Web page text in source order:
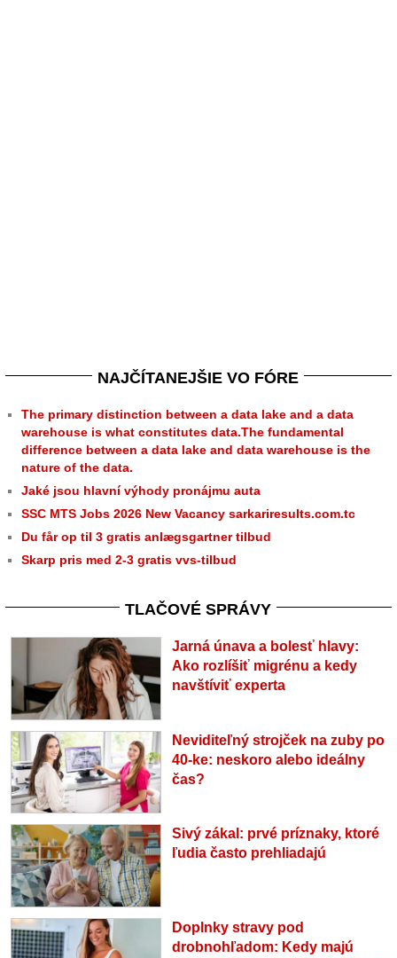
NAJČÍTANEJŠIE VO FÓRE
The primary distinction between a data lake and a data
warehouse is what constitutes data.The fundamental
difference between a data lake and data warehouse is the
nature of the data.
Jaké jsou hlavní výhody pronájmu auta
SSC MTS Jobs 2026 New Vacancy sarkariresults.com.tc
Du får op til 3 gratis anlægsgartner tilbud
Skarp pris med 2-3 gratis vvs-tilbud
TLAČOVÉ SPRÁVY
Jarná únava a bolesť hlavy:
Ako rozlíšiť migrénu a kedy
navštíviť experta
Neviditeľný strojček na zuby po
40-ke: neskoro alebo ideálny
čas?
Sivý zákal: prvé príznaky, ktoré
ľudia často prehliadajú
Doplnky stravy pod
drobnohľadom: Kedy majú